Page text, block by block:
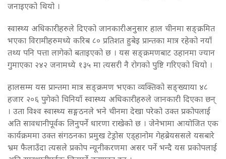
जनाइएको थियो ।
स्वास्थ्य अधिकारीहरुले दिएको जानकारीअनुसार हाल चीनमा सङ्क्रमित
भएका विरामीहरुमध्ये करिब ८० प्रतिशत हुबेइ प्रान्तका मात्र रहेको नयाँ
तथ्य पनि पत्ता लागेको बताइएको छ । यस सङ्क्रमणबाट उहानमा ज्यान
गुमाएका २४२ जनामध्ये १३५ मा त्यसरी नै रोगको पुष्टि गरिएको थियो ।
हालसम्म यस प्रान्तमा मात्र सङ्क्रमण भएका व्यक्तिको सङ्ख्याया ४८
हजार २०६ पुगेको चिनियाँ स्वास्थ्य अधिकारीहरुले जानकारी दिएका छन्
। उता विश्व स्वास्थ्य सङ्गठनले भने चीनमा देखा परेको उक्त प्रकोपलाई
अति सावधानीपूर्वक लिनुपर्ने धारणा राखेको छ । जेनेभामा आयोजित एक
कार्यक्रममा उक्त संगठनका प्रमुख टेड्रोस एड्हानोम गेहब्रेयससले यसबारे
भ्रम फैलाउँदा त्यसले प्रकोप न्यूनीकरणमा असर पर्ने भन्दै यस प्रकोपलाई